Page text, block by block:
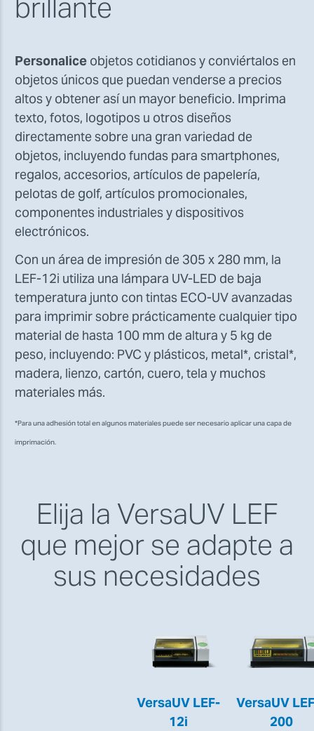
brillante
Personalice objetos cotidianos y conviértalos en
objetos únicos que puedan venderse a precios
altos y obtener así un mayor beneficio. Imprima
texto, fotos, logotipos u otros diseños
directamente sobre una gran variedad de
objetos, incluyendo fundas para smartphones,
regalos, accesorios, artículos de papelería,
pelotas de golf, artículos promocionales,
componentes industriales y dispositivos
electrónicos.
Con un área de impresión de 305 x 280 mm, la
LEF-12i utiliza una lámpara UV-LED de baja
temperatura junto con tintas ECO-UV avanzadas
para imprimir sobre prácticamente cualquier tipo
material de hasta 100 mm de altura y 5 kg de
peso, incluyendo: PVC y plásticos, metal*, cristal*,
madera, lienzo, cartón, cuero, tela y muchos
materiales más.
*Para una adhesión total en algunos materiales puede ser necesario aplicar una capa de
imprimación.
Elija la VersaUV LEF
que mejor se adapte a
sus necesidades
VersaUV LEF-
12i
VersaUV
200